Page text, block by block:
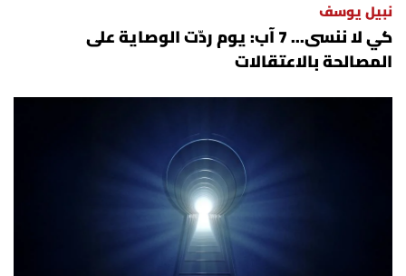
نبيل يوسف
كي لا ننسى... 7 آب: يوم ردّت الوصاية على
المصالحة بالاعتقالات